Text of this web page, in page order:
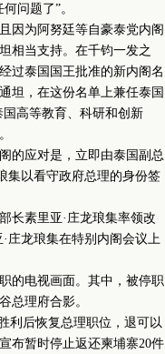
问题了”。
因为阿努廷等自豪泰党内阁
相当支持。在千钧一发之
过泰国国王批准的新内阁名
坦，在这份名单上兼任泰国
高等教育、科研和创新
的应对是，立即由泰国副总
集以看守政府总理的身份签
素里亚·庄龙琅集率领改
庄龙琅集在特别内阁会议上
的电视画面。其中，被停职
总理府合影。
后恢复总理职位，退可以
布暂时停止返还柬埔寨20件